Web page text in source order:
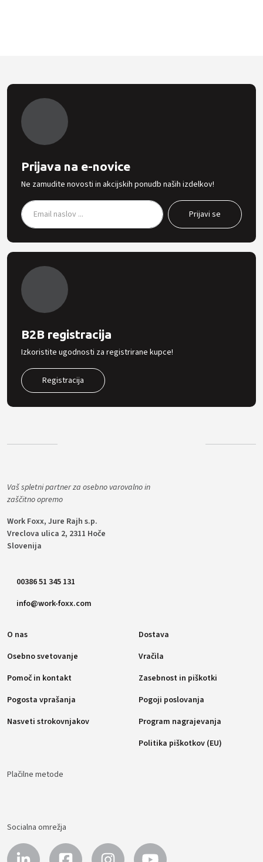
Prijava na e-novice
Ne zamudite novosti in akcijskih ponudb naših izdelkov!
B2B registracija
Izkoristite ugodnosti za registrirane kupce!
Registracija
Vaš spletni partner za osebno varovalno in
zaščitno opremo
Work Foxx, Jure Rajh s.p.
Vreclova ulica 2, 2311 Hoče
Slovenija
00386 51 345 131
info@work-foxx.com
O nas
Osebno svetovanje
Pomoč in kontakt
Pogosta vprašanja
Nasveti strokovnjakov
Dostava
Vračila
Zasebnost in piškotki
Pogoji poslovanja
Program nagrajevanja
Politika piškotkov (EU)
Plačilne metode
Socialna omrežja